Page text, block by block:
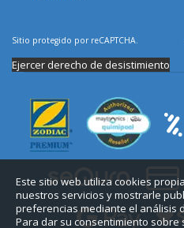
Este sitio web utiliza cookies
nuestros servicios y mostrarle
preferencias mediante el análisis
Para dar su consentimiento sobre
Sitio protegido por reCAPTCHA.
Ejercer derecho de desistimiento